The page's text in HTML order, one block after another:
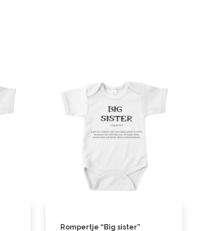
Rompertje “Big sister”